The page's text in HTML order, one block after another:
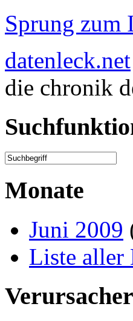
Sprung zum
datenleck.net
die chronik
Monate
Juni 2009
Liste aller
Verursacher